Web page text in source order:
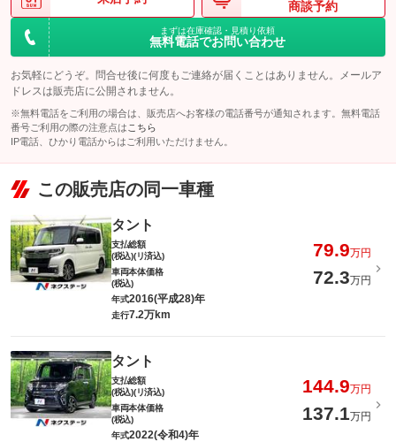
商談予約
まずは在庫確認・見積り依頼
無料電話でお問い合わせ
お気軽にどうぞ。問合せ後に何度もご連絡が届くことはありません。メールア
ドレスは販売店に公開されません。
※無料電話をご利用の場合は、販売店へお客様の電話番号が通知されます。無料電話
番号ご利用の際の注意点は こちら
IP電話、ひかり電話からはご利用いただけません。
この販売店の同一車種
タント
支払総額
(税込)(リ済込)
79.9万円
車両本体価格
(税込)
72.3万円
年式2016(平成28)年
走行7.2万km
タント
支払総額
(税込)(リ済込)
144.9万円
車両本体価格
(税込)
137.1万円
年式2022(令和4)年